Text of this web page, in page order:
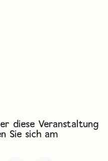
diese Veranstaltung
Sie sich am